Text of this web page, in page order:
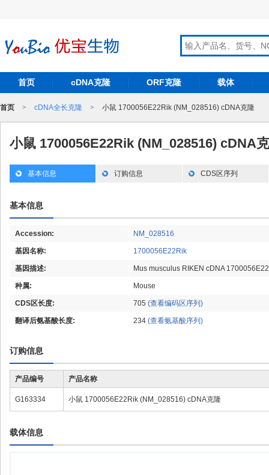
首页 cDNA克隆 ORF克隆 载体
首页 > cDNA全长克隆 > 小鼠 1700056E22Rik (NM_028516) cDNA克隆
小鼠 1700056E22Rik (NM_028516) cDNA
基本信息 订购信息 CDS区序列
基本信息
Accession: NM_028516
基因名称: 1700056E22Rik
基因描述: Mus musculus RIKEN cDNA
种属: Mouse
CDS区长度: 705 (查看编码区序列)
翻译后氨基酸长度: 234 (查看氨基酸序列)
订购信息
产品编号 产品名称
G163334 小鼠 1700056E22Rik (NM_028516) cDNA克隆
载体信息